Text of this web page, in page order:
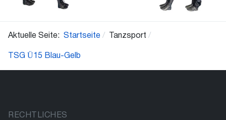
Aktuelle Seite: Startseite Tanzsport
TSG Ü15 Blau-Gelb
RECHTLICHES